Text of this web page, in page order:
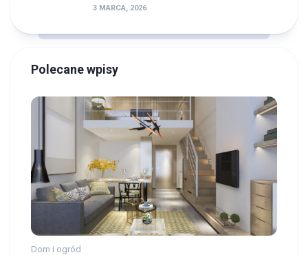
3 MARCA, 2026
Polecane wpisy
Dom i ogród